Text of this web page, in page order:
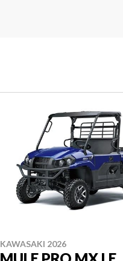
KAWASAKI 2026